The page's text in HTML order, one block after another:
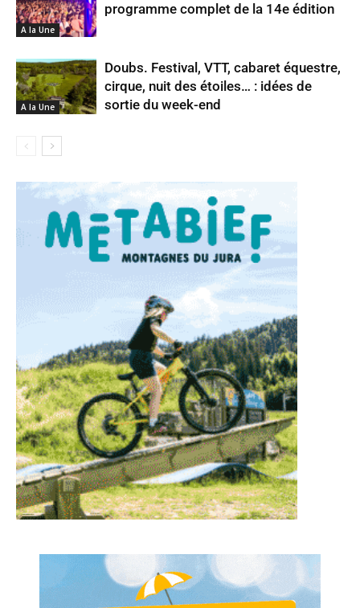
A la Une
programme complet de la 14e édition
A la Une
Doubs. Festival, VTT, cabaret équestre,
cirque, nuit des étoiles… : idées de
sortie du week-end